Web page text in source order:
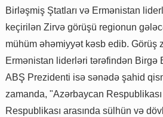
Birləşmiş Ştatları və Ermənistan
keçirilən Zirvə görüşü regionun
mühüm əhəmiyyət kəsb edib. Görüş
Ermənistan liderləri tərəfindən Birgə
ABŞ Prezidenti isə sənədə şahid
zamanda, "Azərbaycan
Respublikası arasında sülhün və